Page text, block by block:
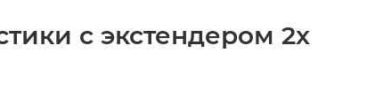
с экстендером 2x